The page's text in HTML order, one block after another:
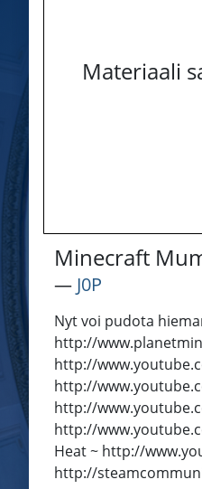
Materiaali
Minecraft
― J0P
Nyt voi pudota
http://
http://
http://
http://
http://
Heat ~ http://
http://